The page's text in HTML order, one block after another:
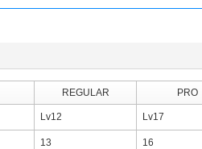
REGULAR PRO
Lv12 Lv17
13 16